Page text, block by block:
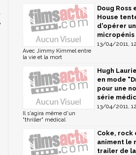
Doug Ross
House
d'opérer un
micropénis
13/04/2011,
Avec Jimmy Kimmel entre
la vie et la mort
Hugh
en mode
pour une
série
13/04/2011,
Il s'agira même d'un
"thriller" médical
Coke, rock
animent le
trailer de